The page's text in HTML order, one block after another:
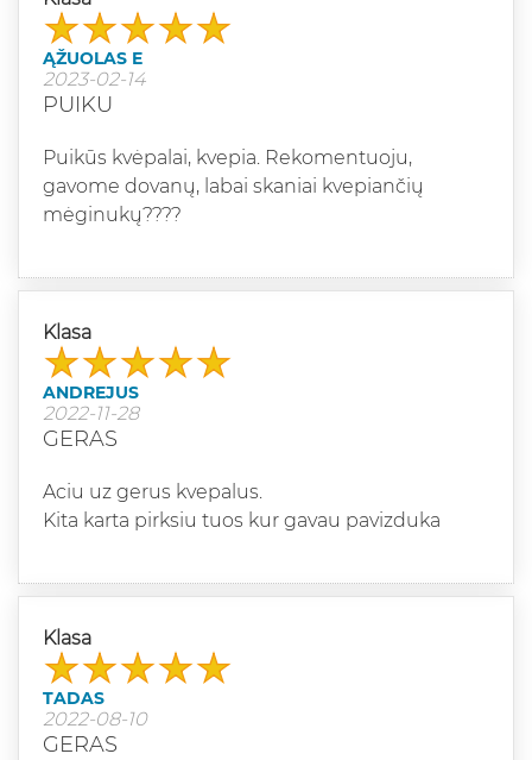
ĄŽUOLAS E
2023-02-14
PUIKU
Puikūs kvėpalai, kvepia. Rekomentuoju,
gavome dovanų, labai skaniai kvepiančių
mėginukų????
Klasa
ANDREJUS
2022-11-28
GERAS
Aciu uz gerus kvepalus.
Kita karta pirksiu tuos kur gavau pavizduka
Klasa
TADAS
2022-08-10
GERAS